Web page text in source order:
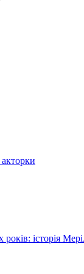
років: історія